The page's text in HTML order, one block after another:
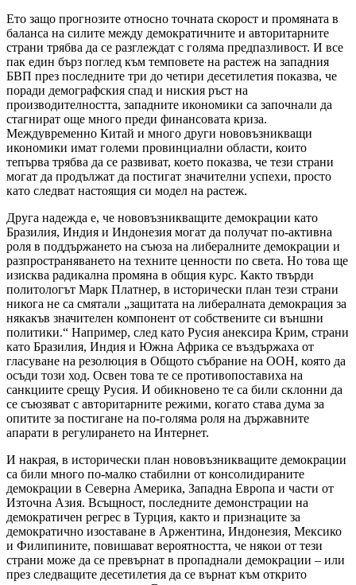
Ето защо прогнозите относно точната скорост и промяната в
баланса на силите между демократичните и авторитарните
страни трябва да се разглеждат с голяма предпазливост. И все
пак един бърз поглед към темповете на растеж на западния
БВП през последните три до четири десетилетия показва, че
поради демографския спад и ниския ръст на
производителността, западните икономики са започнали да
стагнират още много преди финансовата криза.
Междувременно Китай и много други нововъзникващи
икономики имат големи провинциални области, които
тепърва трябва да се развиват, което показва, че тези страни
могат да продължат да постигат значителни успехи, просто
като следват настоящия си модел на растеж.
Друга надежда е, че нововъзникващите демокрации като
Бразилия, Индия и Индонезия могат да получат по-активна
роля в поддържането на съюза на либералните демокрации и
разпространяването на техните ценности по света. Но това ще
изисква радикална промяна в общия курс. Както твърди
политологът Марк Платнер, в исторически план тези страни
никога не са смятали „защитата на либералната демокрация за
някакъв значителен компонент от собствените си външни
политики.“ Например, след като Русия анексира Крим, страни
като Бразилия, Индия и Южна Африка се въздържаха от
гласуване на резолюция в Общото събрание на ООН, която да
осъди този ход. Освен това те се противопоставиха на
санкциите срещу Русия. И обикновено те са били склонни да
се съюзяват с авторитарните режими, когато става дума за
опитите за постигане на по-голяма роля на държавните
апарати в регулирането на Интернет.
И накрая, в исторически план нововъзникващите демокрации
са били много по-малко стабилни от консолидираните
демокрации в Северна Америка, Западна Европа и части от
Източна Азия. Всъщност, последните демонстрации на
демократичен регрес в Турция, както и признаците за
демократично изоставане в Аржентина, Индонезия, Мексико
и Филипините, повишават вероятността, че някои от тези
страни може да се превърнат в пропаднали демокрации – или
през следващите десетилетия да се върнат към открито